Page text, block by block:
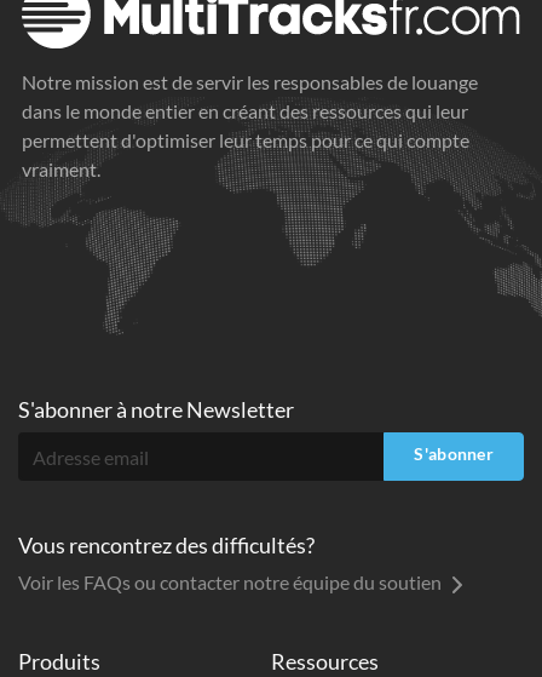
Notre mission est de servir les responsables de louange
dans le monde entier en créant des ressources qui leur
permettent d'optimiser leur temps pour ce qui compte
vraiment.
Produits Ressources
S'abonner à notre Newsletter
S'abonner
Vous rencontrez des difficultés?
Voir les FAQs ou contacter notre équipe du soutien